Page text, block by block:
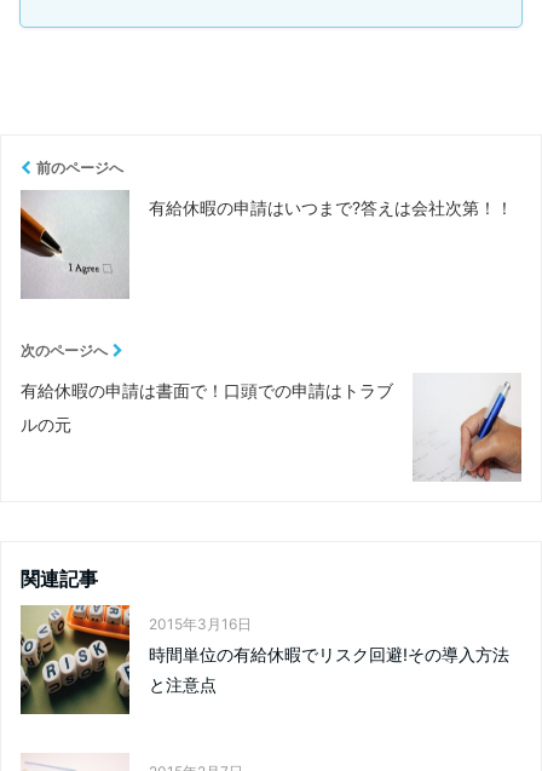
前のページへ
有給休暇の申請はいつまで?答えは会社次第！！
次のページへ
有給休暇の申請は書面で！口頭での申請はトラブ
ルの元
関連記事
2015年3月16日
時間単位の有給休暇でリスク回避!その導入方法
と注意点